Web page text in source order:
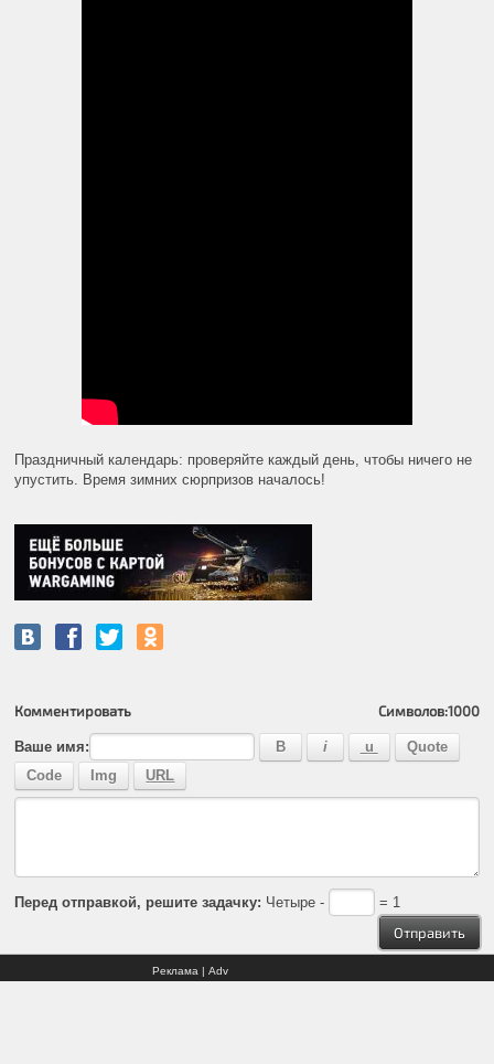
Праздничный календарь: проверяйте каждый день, чтобы ничего не
упустить. Время зимних сюрпризов началось!
Комментировать Символов:1000
Ваше имя:
Перед отправкой, решите задачку: Четыре - = 1
Реклама | Adv